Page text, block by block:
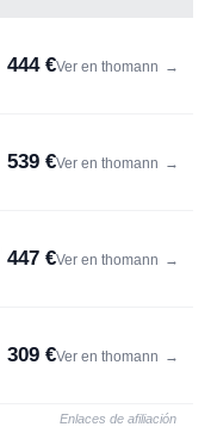
444 €Ver en thomann →
539 €Ver en thomann →
447 €Ver en thomann →
309 €Ver en thomann →
Enlaces de afiliación